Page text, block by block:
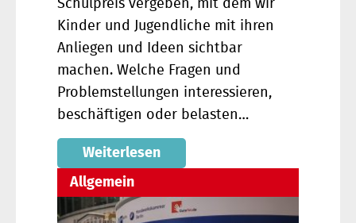
Schulpreis vergeben, mit dem wir
Kinder und Jugendliche mit ihren
Anliegen und Ideen sichtbar
machen. Welche Fragen und
Problemstellungen interessieren,
beschäftigen oder belasten…
Weiterlesen
Allgemein